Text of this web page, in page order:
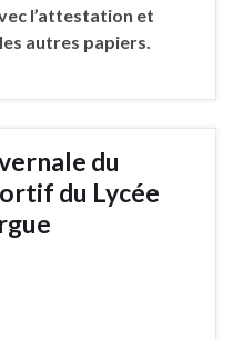
l’attestation et
autres papiers.
du
du Lycée